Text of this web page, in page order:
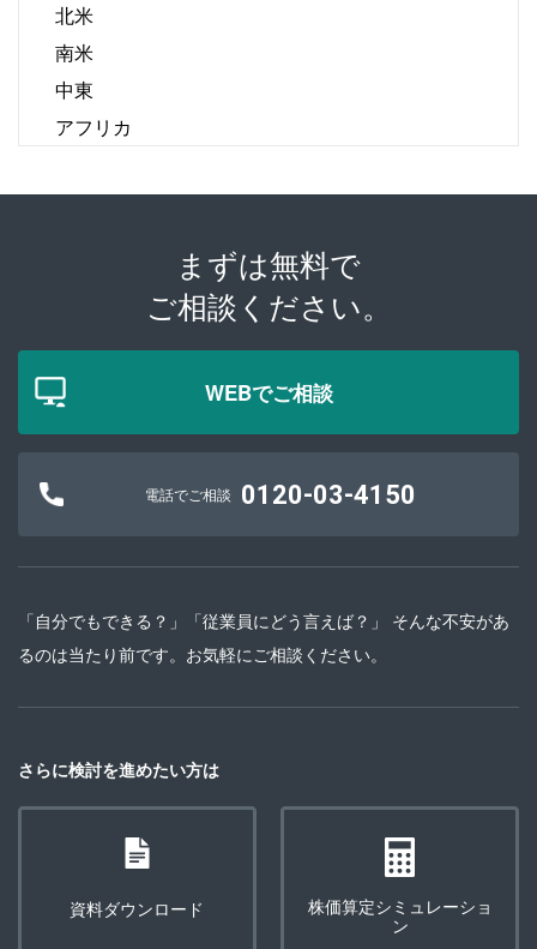
北米
南米
中東
アフリカ
まずは無料で
ご相談ください。
WEBでご相談
電話でご相談 0120-03-4150
「自分でもできる？」「従業員にどう言えば？」 そんな不安があ
るのは当たり前です。お気軽にご相談ください。
さらに検討を進めたい方は
資料ダウンロード
株価算定シミュレーショ
ン